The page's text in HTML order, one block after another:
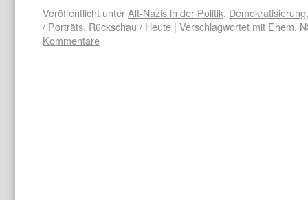
Veröffentlicht unterAlt-Nazis in der Politik, Demokratisierung
/ Porträts, Rückschau / Heute | Verschlagwortet mit Ehem.
Kommentare